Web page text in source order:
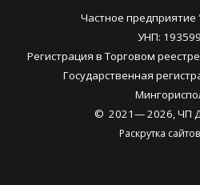
Частное предприятие
УНП:
Регистрация в Торговом
Государственная
© 2021— 2026, ЧП
Раскрутка